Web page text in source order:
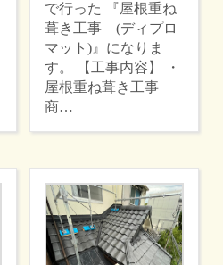
で行った 『屋根重ね
葺き工事 (ディプロ
マット)』になりま
す。 【工事内容】 ・
屋根重ね葺き工事
商…